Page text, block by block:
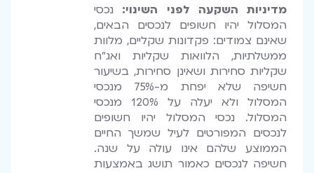
מדיניות השקעה לפני השינוי: נכסי
המסלול יהיו חשופים לנכסים הבאים,
שאינם צמודים: פקדונות שקליים, מלוות
ממשלתיות, הלוואות שקליות ואג"ח
שקליות סחירות ושאינן סחירות, בשיעור
חשיפה שלא יפחת מ-75% מנכסי
המסלול ולא יעלה על 120% מנכסי
המסלול. נכסי המסלול יהיו חשופים
לנכסים המפורטים לעיל שמשך החיים
הממוצע שלהם אינו עולה על שנה.
חשיפה לנכסים כאמור תושג באמצעות